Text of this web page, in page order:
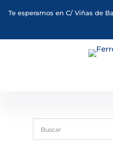
Te esperamos en C/ Viñas de